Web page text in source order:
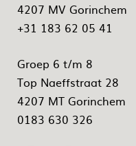
4207 MV Gorinchem
+31 183 62 05 41
Groep 6 t/m 8
Top Naeffstraat 28
4207 MT Gorinchem
0183 630 326